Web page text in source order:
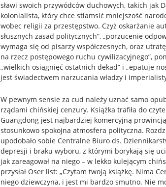
sławi swoich przywódców duchowych, takich jak
kolonialista, który chce stłamsić mniejszość
wobec religii za przestępstwo. Czyż oskarżanie
słusznych zasad politycznych”, „porzucenie
wymaga się od pisarzy współczesnych, oraz
na rzecz postępowego ruchu cywilizacyjnego”,
„wielkich osiągnięć ostatnich dekad” i „epatuje
jest świadectwem narzucania władzy i
W pewnym sensie za cud należy uznać samo
rządami chińskiej cenzury. Książka trafiła do
Guangdong jest najbardziej komercyjną
stosunkowo spokojna atmosfera polityczna.
upodobało sobie Centralne Biuro ds.
depresji i braku wyboru, z którymi borykają się
jak zareagował na niego – w lekko kulejącym
przysłał Oser list: „Czytam twoją książkę. Nima
niego dziewczyna, i jest mi bardzo smutno. Nie